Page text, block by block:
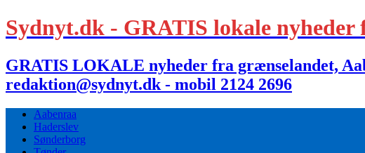
Sydnyt.dk - GRATIS lokale
GRATIS LOKALE nyheder fra grænselandet,
redaktion@sydnyt.dk - mobil 2124 2696
Aabenraa
Haderslev
Sønderborg